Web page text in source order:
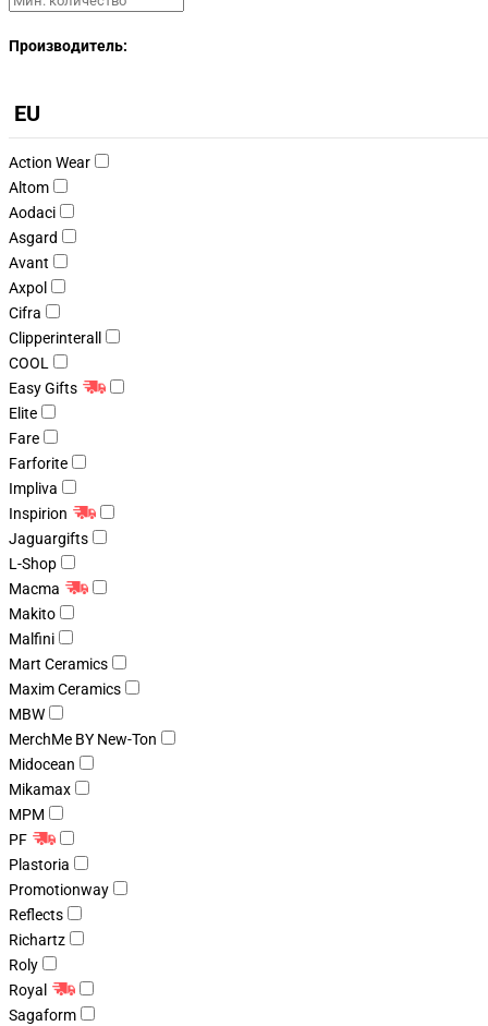
Производитель:
EU
Action Wear
Altom
Aodaci
Asgard
Avant
Axpol
Cifra
Clipperinterall
COOL
Easy Gifts
Elite
Fare
Farforite
Impliva
Inspirion
Jaguargifts
L-Shop
Macma
Makito
Malfini
Mart Ceramics
Maxim Ceramics
MBW
MerchMe BY New-Ton
Midocean
Mikamax
MPM
PF
Plastoria
Promotionway
Reflects
Richartz
Roly
Royal
Sagaform